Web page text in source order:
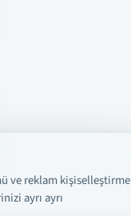
ve reklam kişiselleştirme
ayrı ayrı